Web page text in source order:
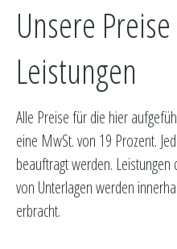
Unsere
Leistungen
Alle Preise für die hier
eine MwSt. von 19 Prozent.
beauftragt werden.
von Unterlagen werden
erbracht.